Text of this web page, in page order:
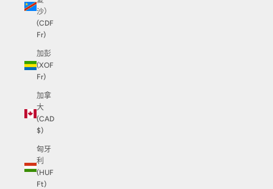
沙）
(CDF
Fr)
加彭
(XOF
Fr)
加拿
大
(CAD
$)
匈牙
利
(HUF
Ft)